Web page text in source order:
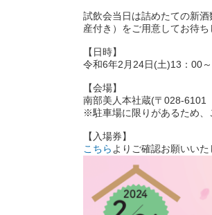
試飲会当日は詰めたての新
産付き）をご用意してお待ち
【日時】
令和6年2月24日(土)13：00
【会場】
南部美人本社蔵(〒028-
※駐車場に限りがあるため、
【入場券】
こちら よりご確認お願いいた